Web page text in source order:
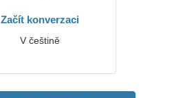
Začít konverzaci
V češtině